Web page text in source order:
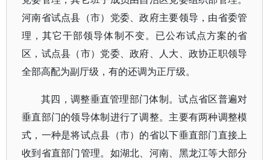
河南省试点县（市）党委、政府主要领导，由省委管
理，其它干部领导体制不变。已公布试点方案的省
区，试点县（市）党委、政府、人大、政协正职领导
全部高配为副厅级，有的还调为正厅级。
其四，调整垂直管理部门体制。试点省区普遍对
垂直部门的领导体制进行了调整。主要有两种调整模
式，一种是将试点县（市）的省以下垂直部门直接上
收到省直部门管理。如湖北、河南、黑龙江等大部分